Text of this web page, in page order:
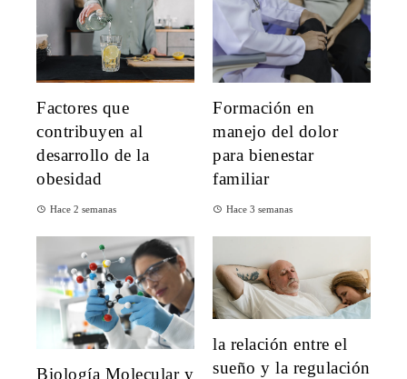
Factores que
contribuyen al
desarrollo de la
obesidad
Hace 2 semanas
Formación en
manejo del dolor
para bienestar
familiar
Hace 3 semanas
Biología Molecular y
la relación entre el
sueño y la regulación